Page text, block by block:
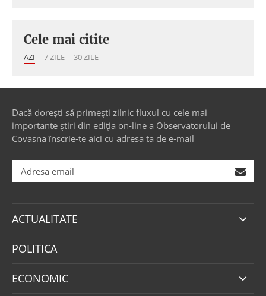
Cele mai citite
AZI 7 ZILE 30 ZILE
Dacă dorești să primești zilnic fluxul cu cele mai
importante știri din ediția on-line a Observatorului de
Covasna înscrie-te aici cu adresa ta de e-mail
ACTUALITATE
POLITICA
ECONOMIC